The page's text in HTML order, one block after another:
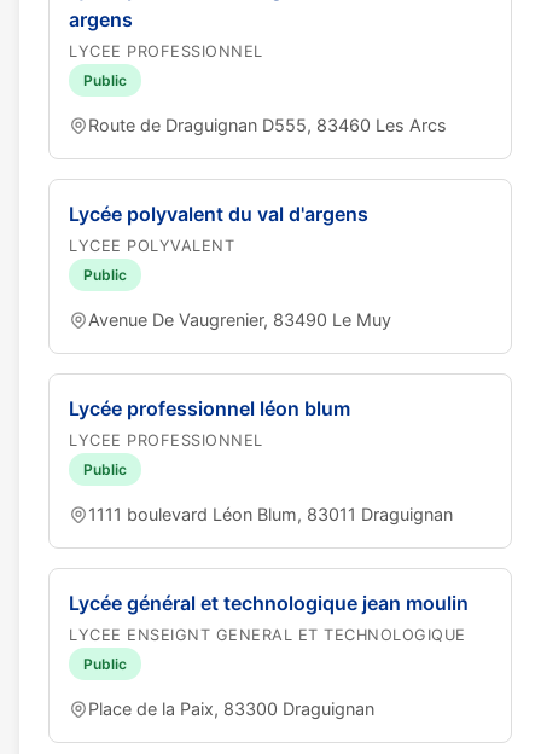
argens
LYCEE PROFESSIONNEL
Public
Route de Draguignan D555, 83460 Les Arcs
Lycée polyvalent du val d'argens
LYCEE POLYVALENT
Public
Avenue De Vaugrenier, 83490 Le Muy
Lycée professionnel léon blum
LYCEE PROFESSIONNEL
Public
1111 boulevard Léon Blum, 83011 Draguignan
Lycée général et technologique jean moulin
LYCEE ENSEIGNT GENERAL ET TECHNOLOGIQUE
Public
Place de la Paix, 83300 Draguignan